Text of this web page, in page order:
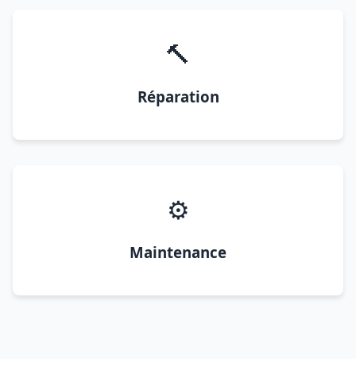
🔨
Réparation
⚙️
Maintenance